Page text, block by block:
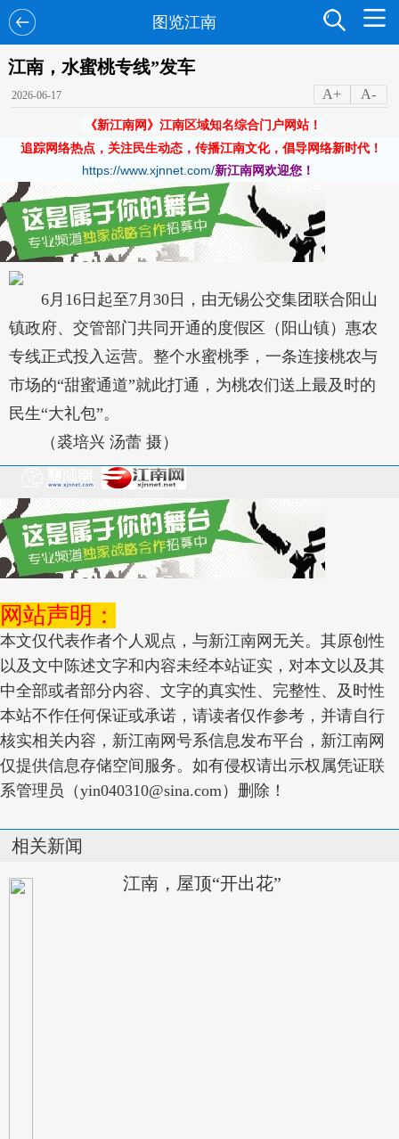
图览江南
江南，水蜜桃专线”发车
2026-06-17 A+ A-
《新江南网》江南区域知名综合门户网站！
追踪网络热点，关注民生动态，传播江南文化，倡导网络新时代！
https://www.xjnnet.com/新江南网欢迎您！
6月16日起至7月30日，由无锡公交集团联合阳山
镇政府、交管部门共同开通的度假区（阳山镇）惠农
专线正式投入运营。整个水蜜桃季，一条连接桃农与
市场的“甜蜜通道”就此打通，为桃农们送上最及时的
民生“大礼包”。
（裘培兴 汤蕾 摄）
网站声明：
本文仅代表作者个人观点，与新江南网无关。其原创性
以及文中陈述文字和内容未经本站证实，对本文以及其
中全部或者部分内容、文字的真实性、完整性、及时性
本站不作任何保证或承诺，请读者仅作参考，并请自行
核实相关内容，新江南网号系信息发布平台，新江南网
仅提供信息存储空间服务。如有侵权请出示权属凭证联
系管理员（yin040310@sina.com）删除！
相关新闻
江南，屋顶“开出花”